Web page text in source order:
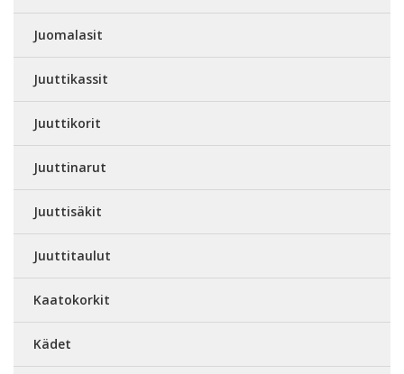
Juomalasit
Juuttikassit
Juuttikorit
Juuttinarut
Juuttisäkit
Juuttitaulut
Kaatokorkit
Kädet